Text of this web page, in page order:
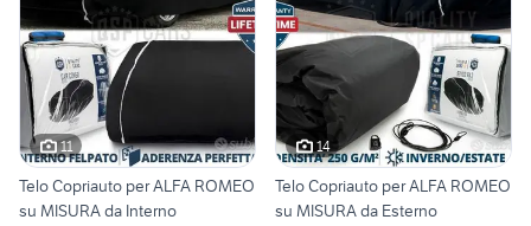
11
Telo Copriauto per ALFA ROMEO
su MISURA da Interno
14
Telo Copriauto per ALFA ROMEO
su MISURA da Esterno